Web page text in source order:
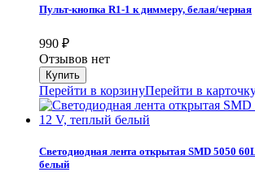
Пульт-кнопка R1-1 к диммеру, белая/черная
990 ₽
Отзывов нет
Перейти в корзинуПерейти в
Светодиодная лента открытая SMD 5050
белый